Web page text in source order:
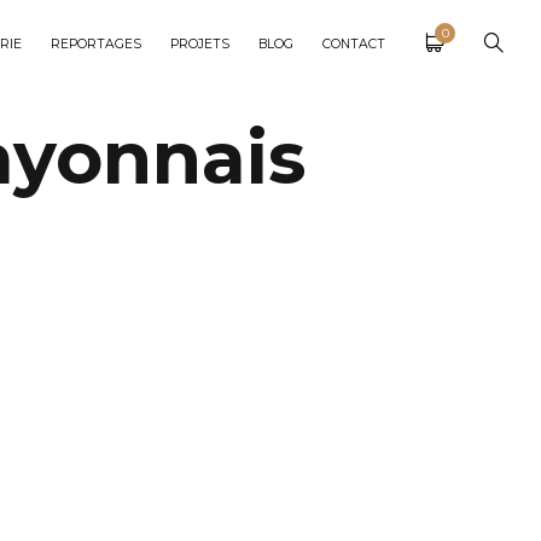
REPORTAGES PROJETS BLOG CONTACT
0